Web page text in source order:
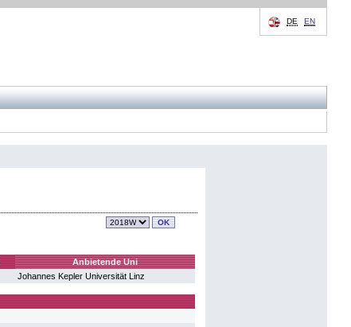
DE EN
Anbietende Uni
Johannes Kepler Universität Linz